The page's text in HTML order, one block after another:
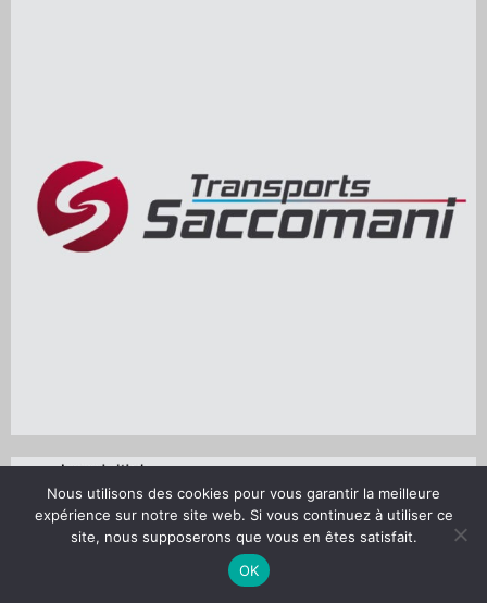
Nous utilisons des cookies pour vous garantir la meilleure
expérience sur notre site web. Si vous continuez à utiliser ce
site, nous supposerons que vous en êtes satisfait.
OK